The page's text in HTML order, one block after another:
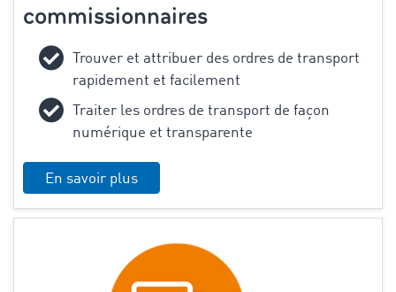
commissionnaires
Trouver et attribuer des ordres de transport
rapidement et facilement
Traiter les ordres de transport de façon
numérique et transparente
En savoir plus